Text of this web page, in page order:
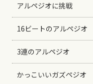
アルペジオに挑戦
16ビートのアルペジオ
3連のアルペジオ
かっこいいガズペジオ